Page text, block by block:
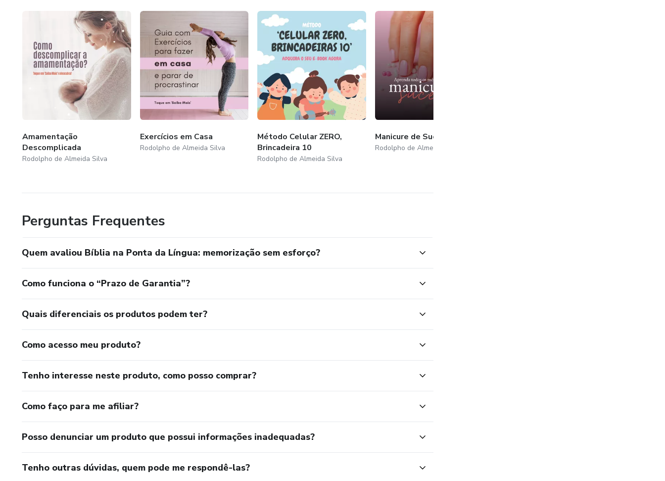
Amamentação
Descomplicada
Rodolpho de Almeida Silva
Exercícios em Casa
Rodolpho de Almeida Silva
Método Celular ZERO,
Brincadeira 10
Rodolpho de Almeida Silva
Manicure de Sucesso
Rodolpho de Almeida Silva
Perguntas Frequentes
Quem avaliou Bíblia na Ponta da Língua: memorização sem esforço?
Como funciona o “Prazo de Garantia”?
Quais diferenciais os produtos podem ter?
Como acesso meu produto?
Tenho interesse neste produto, como posso comprar?
Como faço para me afiliar?
Posso denunciar um produto que possui informações inadequadas?
Tenho outras dúvidas, quem pode me respondê-las?